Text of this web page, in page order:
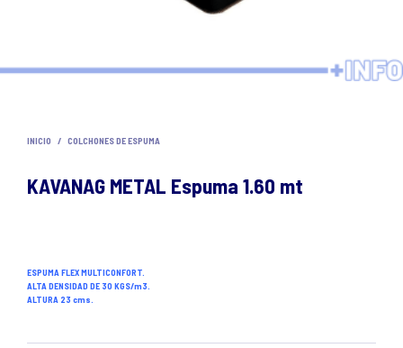
INICIO / COLCHONES DE ESPUMA
KAVANAG METAL Espuma 1.60 mt
ESPUMA FLEX MULTICONFORT.
ALTA DENSIDAD DE 30 KGS/m3.
ALTURA 23 cms.